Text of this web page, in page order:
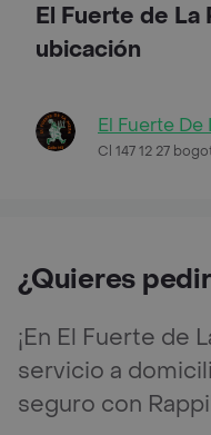
El Fuerte de La
ubicación
El Fuerte De
Cl 147 12 27
¿Quieres
¡En El Fuerte de
servicio a
seguro con